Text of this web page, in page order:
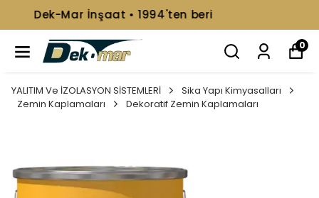
📞+90 216 499 08 92
0
YALITIM Ve İZOLASYON SİSTEMLERİ
Sika Yapı Kimyasalları
Zemin Kaplamaları
Dekoratif Zemin Kaplamaları